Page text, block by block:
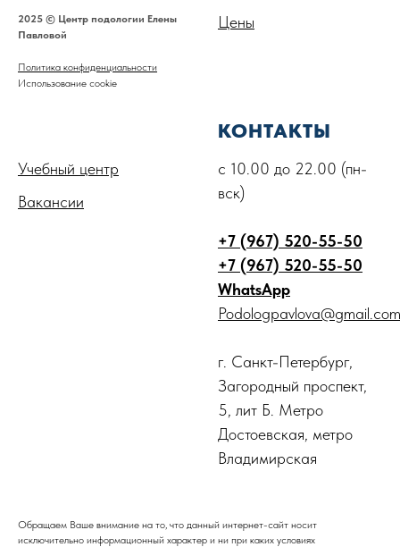
2025 © Центр подологии Елены
Павловой
Политика конфиденциальности
Использование cookie
Цены
Учебный центр
Вакансии
КОНТАКТЫ
с 10.00 до 22.00 (пн-
вск)
+7 (967) 520-55-50
+7 (967) 520-55-50
WhatsApp
Podologpavlova@gmail.com
г. Санкт-Петербург,
Загородный проспект,
5, лит Б. Метро
Достоевская, метро
Владимирская
Обращаем Ваше внимание на то, что данный интернет-сайт носит
исключительно информационный характер и ни при каких условиях
Удаление подошвенной бородавки
Коррекция вросшего ногтя